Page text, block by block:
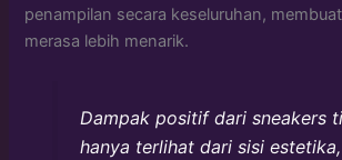
penampilan secara keseluruhan,
merasa lebih menarik.
Dampak positif dari sneakers
hanya terlihat dari sisi